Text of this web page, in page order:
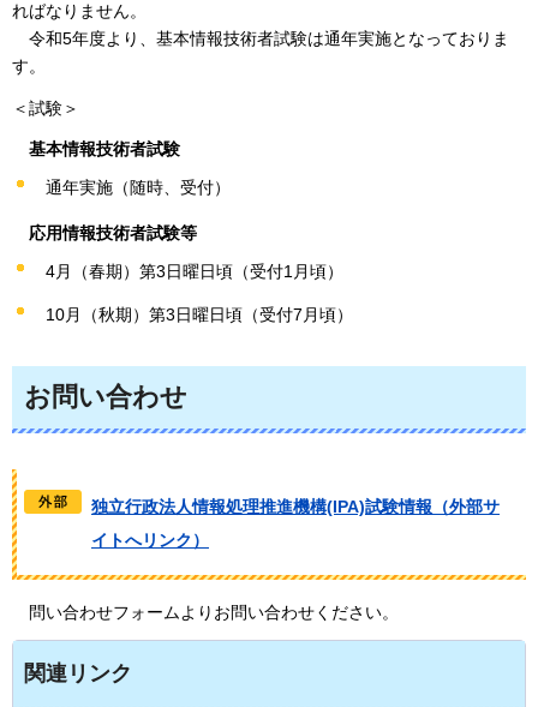
ればなりません。
令和5年度より、基本情報技術者試験は通年実施となっておりま
す。
＜試験＞
基本情報技術者試験
通年実施（随時、受付）
応用情報技術者試験等
4月（春期）第3日曜日頃（受付1月頃）
10月（秋期）第3日曜日頃（受付7月頃）
お問い合わせ
独立行政法人情報処理推進機構(IPA)試験情報（外部サ
イトへリンク）
問い合わせフォームよりお問い合わせください。
関連リンク